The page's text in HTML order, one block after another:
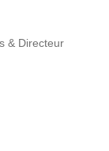
& Directeur